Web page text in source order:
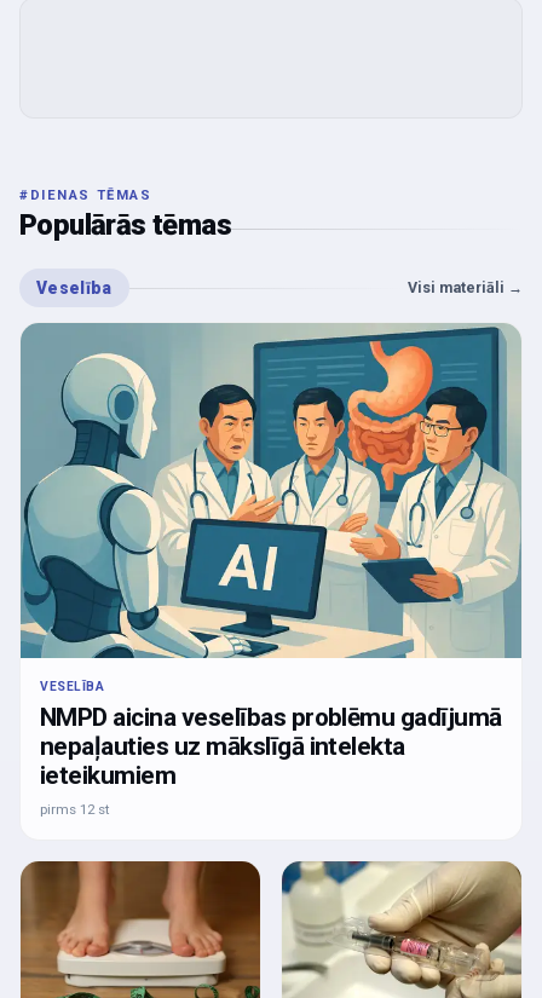
# DIENAS TĒMAS
Populārās tēmas
Veselība Visi materiāli →
VESELĪBA
NMPD aicina veselības problēmu gadījumā
nepaļauties uz mākslīgā intelekta
ieteikumiem
pirms 12 st